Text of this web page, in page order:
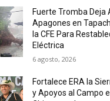
Fuerte Tromba
Apagones en
la CFE Para
Eléctrica
6 agosto, 2026
Fortalece ERA la
y Apoyos al Campo